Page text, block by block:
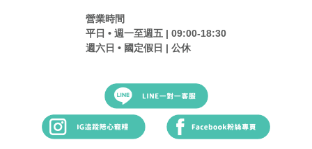
營業時間
平日 • 週一至週五 | 09:00-18:30
週六日 • 國定假日 | 公休